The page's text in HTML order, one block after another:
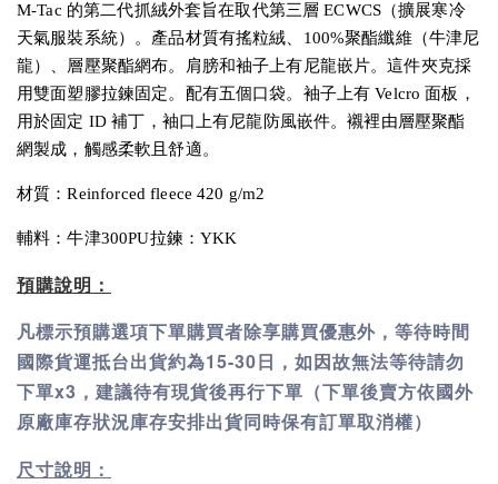
M-Tac 的第二代抓絨外套旨在取代第三層 ECWCS（擴展寒冷
天氣服裝系統）。產品材質有搖粒絨、100%聚酯纖維（牛津尼
龍）、層壓聚酯網布。肩膀和袖子上有尼龍嵌片。這件夾克採
用雙面塑膠拉鍊固定。配有五個口袋。袖子上有 Velcro 面板，
用於固定 ID 補丁，袖口上有尼龍防風嵌件。襯裡由層壓聚酯
網製成，觸感柔軟且舒適。
材質：Reinforced fleece 420 g/m2
輔料：牛津300PU拉鍊：YKK
預購說明：
凡標示預購選項下單購買者除享購買優惠外，等待時間
國際貨運抵台出貨約為15-30日，如因故無法等待請勿
下單x3，建議待有現貨後再行下單（下單後賣方依國外
原廠庫存狀況庫存安排出貨同時保有訂單取消權）
尺寸說明：